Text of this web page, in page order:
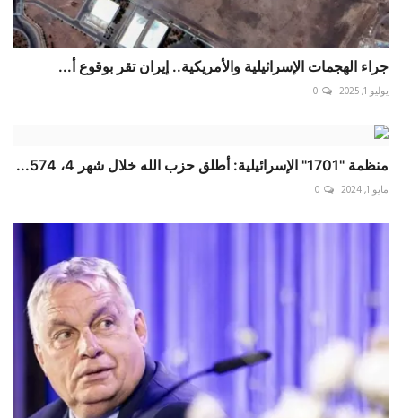
جراء الهجمات الإسرائيلية والأمريكية.. إيران تقر بوقوع أ...
يوليو 1, 2025 0
منظمة "1701" الإسرائيلية: أطلق حزب الله خلال شهر 4، 574...
مايو 1, 2024 0